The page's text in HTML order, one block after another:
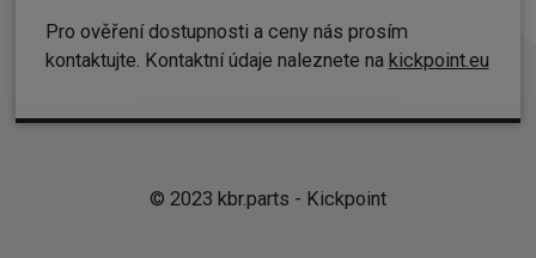
Pro ověření dostupnosti a ceny nás prosím
kontaktujte. Kontaktní údaje naleznete na kickpoint.eu
© 2023 kbr.parts - Kickpoint